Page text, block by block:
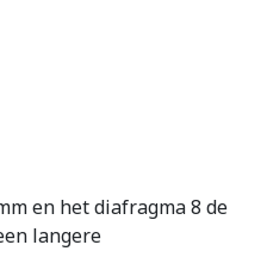
en het diafragma 8 de
langere